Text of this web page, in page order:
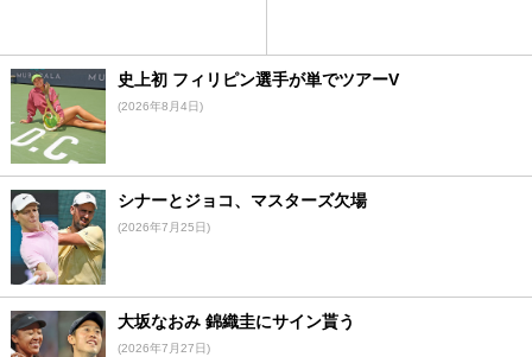
史上初 フィリピン選手が単でツアーV
(2026年8月4日)
シナーとジョコ、マスターズ欠場
(2026年7月25日)
大坂なおみ 錦織圭にサイン貰う
(2026年7月27日)